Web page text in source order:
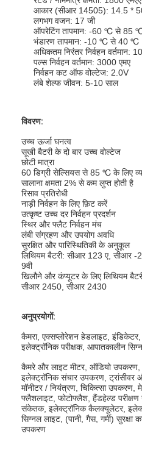
आकार (सीआर 14505): 14.5 *
लगभग वजन: 17 जी
ऑपरेटिंग तापमान: -60 ℃ से 85
भंडारण तापमान: -10 ℃ से 40 ℃
अधिकतम निरंतर निर्वहन वर्तमान:
पल्स निर्वहन वर्तमान: 3000 एमए
निर्वहन कट ऑफ वोल्टेज: 2.0V
लंबे शेल्फ जीवन: 5-10 साल
विवरण:
उच्च ऊर्जा घनत्व
सूखी बैटरी के दो बार उच्च वोल्टेज
छोटी मात्रा
60 डिग्री सेल्सियस से 85 ℃ के लिए
सालाना क्षमता 2% से कम लुप्त होती है
रिसाव प्रतिरोधी
नाड़ी निर्वहन के लिए फ़िट करें
उत्कृष्ट उच्च दर निर्वहन प्रदर्शन
स्थिर और फ्लैट निर्वहन मंच
लंबी संग्रहण और उपयोग अवधि
सुरक्षित और पारिस्थितिकी के अनुकूल
लिथियम बैटरी: सीआर 123 ए, सीआर
9वी
खिलौने और कंप्यूटर के लिए लिथियम
सीआर 2450, सीआर 2430
अनुप्रयोगों:
कैमरा, एक्सप्लोरेशन हेडलाइट,
इलेक्ट्रॉनिक परीक्षक, आपातकालीन
कैमरे और लाइट मीटर, ऑडियो उपकरण,
इलेक्ट्रॉनिक संचार उपकरण, ट्रांसीवर
मॉनीटर / नियंत्रण, चिकित्सा उपकरण,
फ्लैशलाइट, फोटोफ्लैश, हैंडहेल्ड
संकेतक, इलेक्ट्रॉनिक कैलक्यूलेटर,
सिग्नल लाइट, (पानी, गैस, गर्मी)
उपकरण